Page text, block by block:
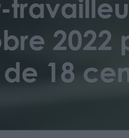
2022
18